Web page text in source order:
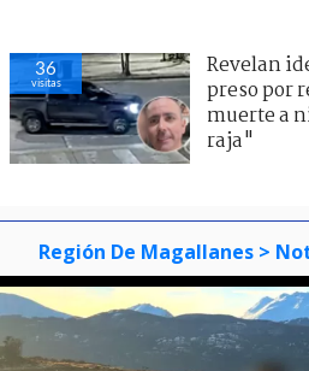
36
visitas
Revelan
preso por
muerte a
raja"
Región De Magallanes >